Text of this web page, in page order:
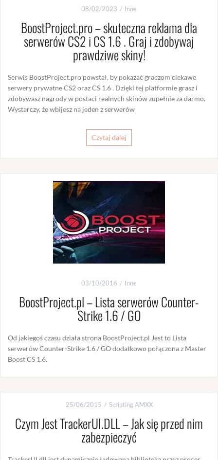
08/02/2023 Inne
BoostProject.pro – skuteczna reklama dla
serwerów CS2 i CS 1.6 . Graj i zdobywaj
prawdziwe skiny!
Serwis BoostProject.pro powstał, by pokazać graczom ciekawe
serwery prywatne CS2 oraz CS 1.6 . Dzięki tej platformie grasz i
zdobywasz nagrody w postaci realnych skinów zupełnie za darmo.
Wystarczy, że wbijesz na jeden z serwerów
Czytaj dalej
03/10/2016 Inne
BoostProject.pl – Lista serwerów Counter-
Strike 1.6 / GO
Od jakiegoś czasu działa strona BoostProject.pl Jest to Lista
serwerów Counter-Strike 1.6 / GO dodatkowo połączona z Master
Boost CS 1.6.
25/06/2015 Scripting AMXX
Czym Jest TrackerUI.DLL – Jak się przed nim
zabezpieczyć